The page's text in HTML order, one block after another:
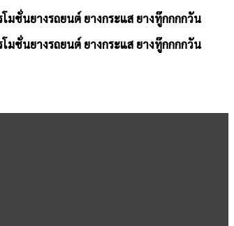
มชั่นยางรถยนต์ ยางกระแส ยางทู๊กกกกวัน
มชั่นยางรถยนต์ ยางกระแส ยางทู๊กกกกวัน